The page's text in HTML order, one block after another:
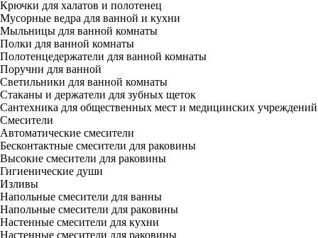
Крючки для халатов и полотенец
Мусорные ведра для ванной и кухни
Мыльницы для ванной комнаты
Полки для ванной комнаты
Полотенцедержатели для ванной комнаты
Поручни для ванной
Светильники для ванной комнаты
Стаканы и держатели для зубных щеток
Сантехника для общественных мест и медицинских учреждений
Смесители
Автоматические смесители
Бесконтактные смесители для раковины
Высокие смесители для раковины
Гигиенические души
Изливы
Напольные смесители для ванны
Напольные смесители для раковины
Настенные смесители для кухни
Настенные смесители для раковины